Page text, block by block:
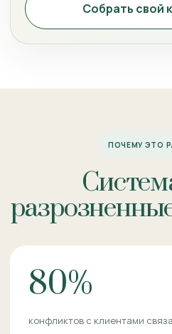
Собрать свой
ПОЧЕМУ ЭТО
80%
конфликтов с клиентами